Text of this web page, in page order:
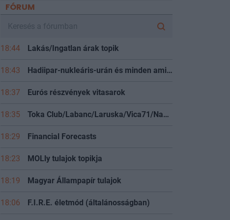
FÓRUM
18:44 Lakás/Ingatlan árak topik
18:43 Hadiipar-nukleáris-urán és minden ami hozzá kapcsolódik
18:37 Eurós részvények vitasarok
18:35 Toka Club/Labanc/Laruska/Vica71/Nacky/Bpali/Oldrider/Josefernando/Mcbull/Kawaszabi
18:29 Financial Forecasts
18:23 MOLly tulajok topikja
18:19 Magyar Állampapír tulajok
18:06 F.I.R.E. életmód (általánosságban)